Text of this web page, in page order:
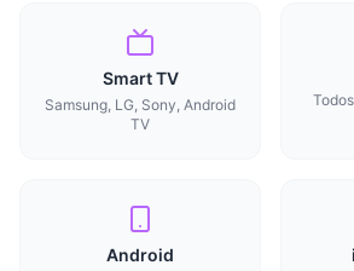
Smart TV
Samsung, LG, Sony, Android
TV
Android